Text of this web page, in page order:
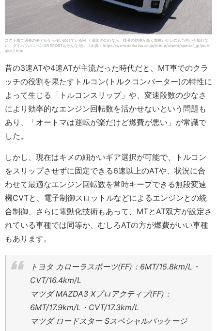
コスト面で過去のモデルから使い続けているMTと最新のCVTなら、後者の効率が高く燃費がいいのも当然かも知れな
い。ダイハツのコペンGR SPORTもそんな1台。 / 出典：https://www.daihatsu.co.jp/lineup/copen/special_gr/journ
alist2.htm
昔の3速ATや4速ATが主流だった時代だと、MT車でのクラ
ッチの役割を果たすトルコン(トルクコンバーター)の特性に
よって生じる「トルコンスリップ」や、変速段数の少なさ
により効率的なエンジン回転数を活かせないという問題も
あり、「オートマは運転が楽だけど燃費が悪い」が常識で
した。
しかし、現在はキメの細かいギア選択が可能で、トルコン
をスリップさせずに固定できる6速以上のATや、状況に合
わせて最適なエンジン回転数を常時キープできる無段変速
機CVTと、電子制御スロットルなどによるエンジンとの統
合制御、さらに電動化技術もあって、MTとAT双方が設定さ
れている車種では同等か、むしろATの方が燃費がいい車種
もあります。
トヨタ カローラスポーツ(FF)：6MT/15.8km/L・
CVT/16.4km/L
マツダ MAZDA3 Xプロアクティブ(FF)：
6MT/17.9km/L・CVT/17.3km/L
マツダ ロードスター Sスペシャルパッケージ